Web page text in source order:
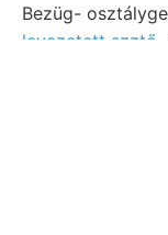
Bezüg-
levezetett szztő